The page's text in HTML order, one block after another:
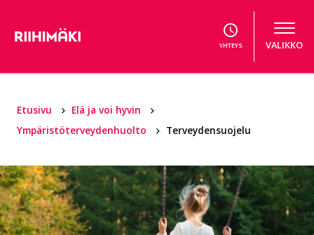
YHTEYS VALIKKO
Etusivu
Elä ja voi hyvin
Ympäristöterveydenhuolto
Terveydensuojelu